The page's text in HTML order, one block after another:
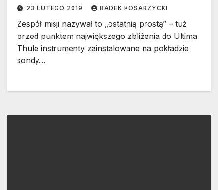
23 LUTEGO 2019 RADEK KOSARZYCKI
Zespół misji nazywał to „ostatnią prostą” – tuż
przed punktem największego zbliżenia do Ultima
Thule instrumenty zainstalowane na pokładzie
sondy…